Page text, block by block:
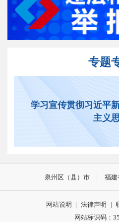
专题
学习宣传贯彻习近平
主义
泉州区（县）市 福建
网站说明 | 法律声明 |
网站标识码：